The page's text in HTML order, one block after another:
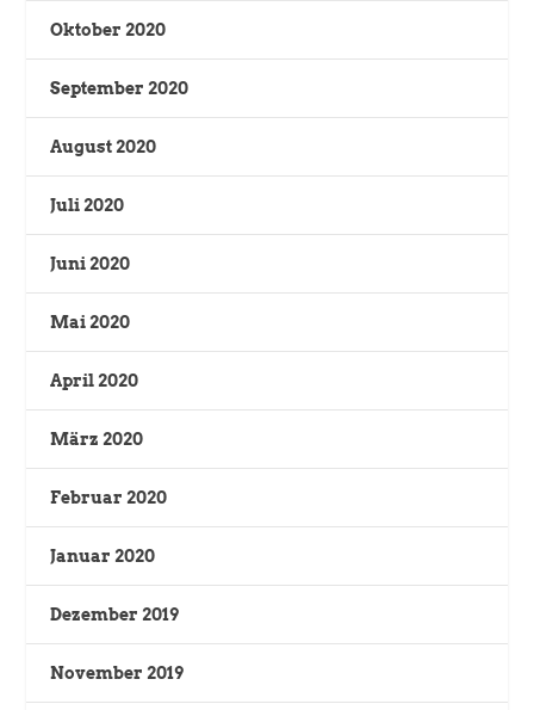
Oktober 2020
September 2020
August 2020
Juli 2020
Juni 2020
Mai 2020
April 2020
März 2020
Februar 2020
Januar 2020
Dezember 2019
November 2019